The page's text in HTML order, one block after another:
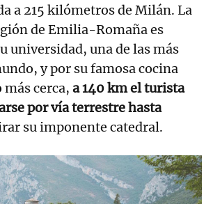
a 215 kilómetros de Milán. La
de Emilia-Romaña es
universidad, una de las más
y por su famosa cocina
cerca, a 140 km el turista
por vía terrestre hasta
su imponente catedral.